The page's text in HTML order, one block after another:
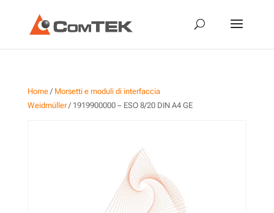
Home/ Morsetti e moduli di interfaccia
Weidmüller/ 1919900000 – ESO 8/20 DIN A4 GE